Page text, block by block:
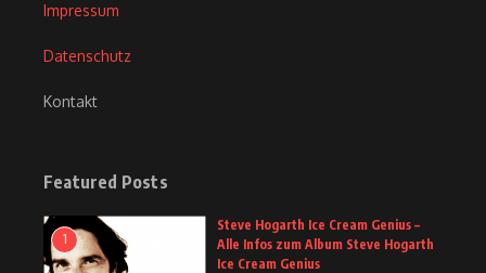
Impressum
Datenschutz
Kontakt
Featured Posts
1
Steve Hogarth Ice Cream Genius –
Alle Infos zum Album Steve Hogarth
Ice Cream Genius